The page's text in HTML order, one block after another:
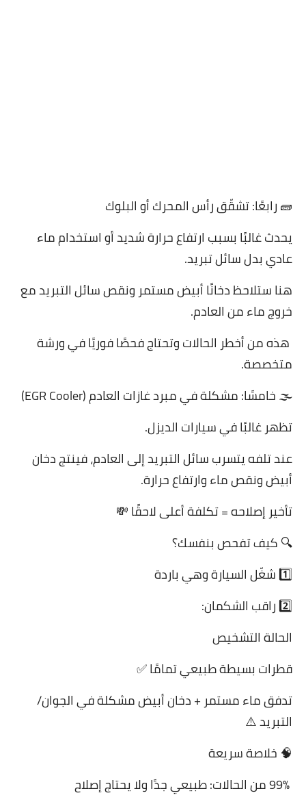
🧱 رابعًا: تشقّق رأس المحرك أو البلوك
يحدث غالبًا بسبب ارتفاع حرارة شديد أو استخدام ماء
عادي بدل سائل تبريد.
هنا ستلاحظ دخانًا أبيض مستمر ونقص سائل التبريد مع
خروج ماء من العادم.
هذه من أخطر الحالات وتحتاج فحصًا فوريًا في ورشة
متخصصة.
🌫 خامسًا: مشكلة في مبرد غازات العادم (EGR Cooler)
تظهر غالبًا في سيارات الديزل.
عند تلفه يتسرب سائل التبريد إلى العادم، فينتج دخان
أبيض ونقص ماء وارتفاع حرارة.
تأخير إصلاحه = تكلفة أعلى لاحقًا 💸
🔍 كيف تفحص بنفسك؟
1️⃣ شغّل السيارة وهي باردة
2️⃣ راقب الشكمان:
الحالة التشخيص
قطرات بسيطة طبيعي تمامًا ✅
تدفق ماء مستمر + دخان أبيض مشكلة في الجوان/
التبريد ⚠️
🧠 خلاصة سريعة